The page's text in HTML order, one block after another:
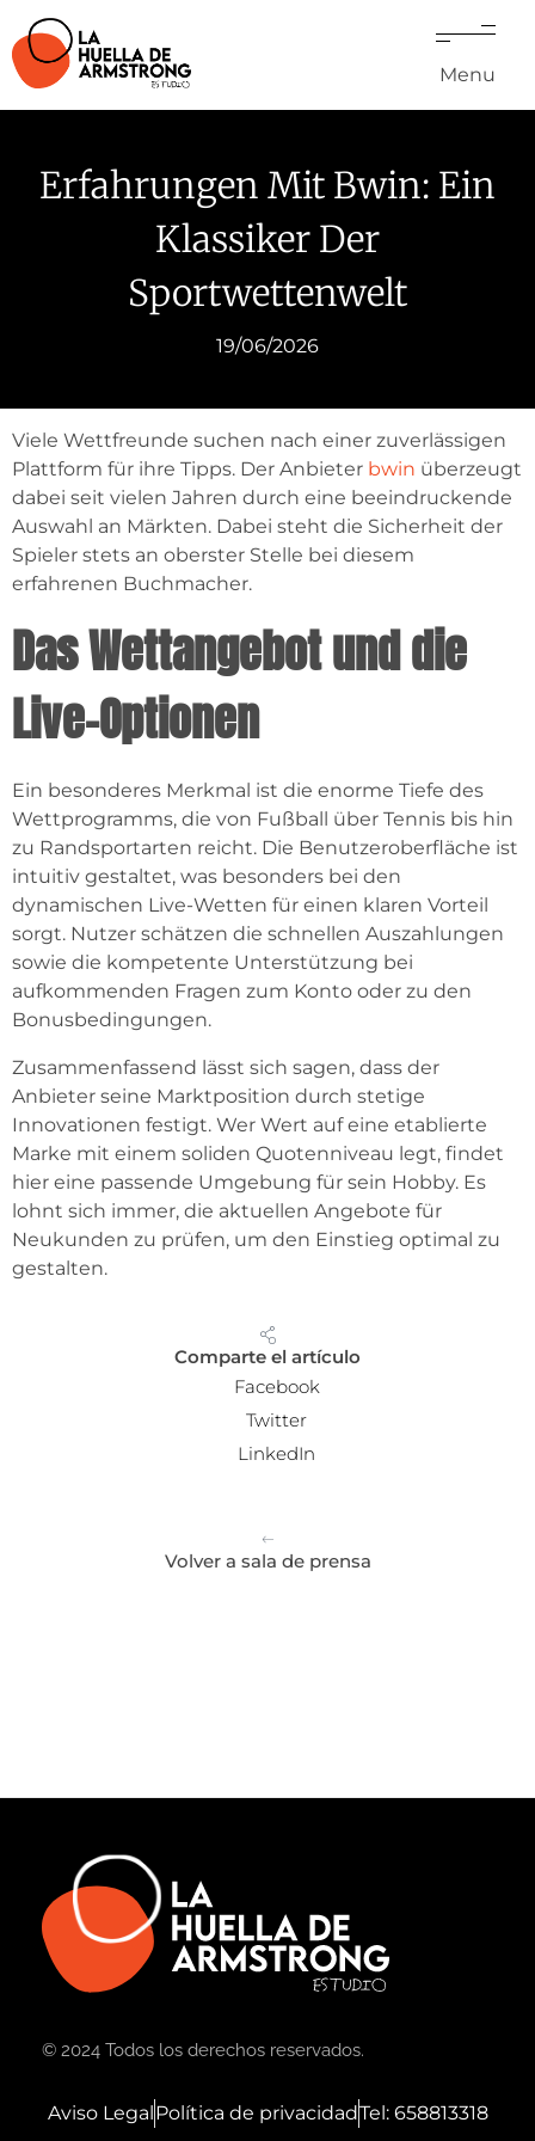
Menu
Erfahrungen Mit Bwin: Ein
Klassiker Der
Sportwettenwelt
19/06/2026
Viele Wettfreunde suchen nach einer zuverlässigen
Plattform für ihre Tipps. Der Anbieter bwin überzeugt
dabei seit vielen Jahren durch eine beeindruckende
Auswahl an Märkten. Dabei steht die Sicherheit der
Spieler stets an oberster Stelle bei diesem
erfahrenen Buchmacher.
Das Wettangebot und die
Live-Optionen
Ein besonderes Merkmal ist die enorme Tiefe des
Wettprogramms, die von Fußball über Tennis bis hin
zu Randsportarten reicht. Die Benutzeroberfläche ist
intuitiv gestaltet, was besonders bei den
dynamischen Live-Wetten für einen klaren Vorteil
sorgt. Nutzer schätzen die schnellen Auszahlungen
sowie die kompetente Unterstützung bei
aufkommenden Fragen zum Konto oder zu den
Bonusbedingungen.
Zusammenfassend lässt sich sagen, dass der
Anbieter seine Marktposition durch stetige
Innovationen festigt. Wer Wert auf eine etablierte
Marke mit einem soliden Quotenniveau legt, findet
hier eine passende Umgebung für sein Hobby. Es
lohnt sich immer, die aktuellen Angebote für
Neukunden zu prüfen, um den Einstieg optimal zu
gestalten.
Comparte el artículo
Facebook
Twitter
LinkedIn
Volver a sala de prensa
© 2024 Todos los derechos reservados.
Aviso LegalPolítica de privacidadTel: 658813318